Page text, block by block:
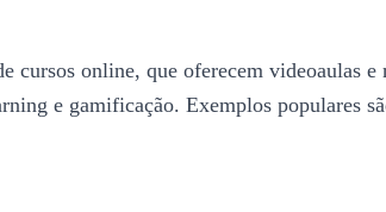
cursos online, que oferecem videoaulas
e gamificação. Exemplos populares